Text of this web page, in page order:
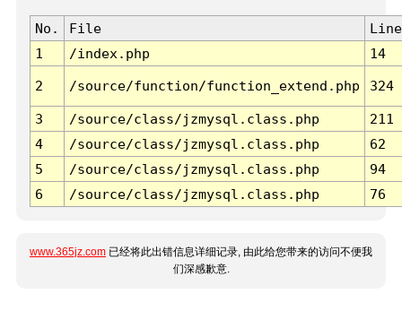
No. File
Line
1
/index.php 14
2 /source/function/function_extend.php 324
3 /source/class/jzmysql.class.php
211
4
/source/class/jzmysql.class.php
62
5
/source/class/jzmysql.class.php
94
6
/source/class/jzmysql.class.php 76
www.365jz.com 已经将此出错信息详细记录, 由此给您带来的访问不便我
们深感歉意.